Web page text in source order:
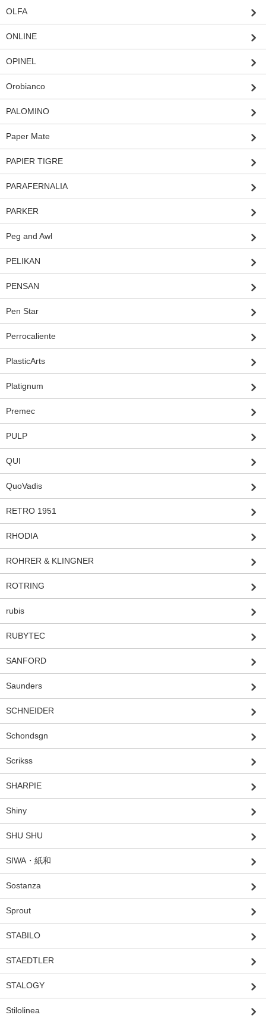
OLFA
ONLINE
OPINEL
Orobianco
PALOMINO
Paper Mate
PAPIER TIGRE
PARAFERNALIA
PARKER
Peg and Awl
PELIKAN
PENSAN
Pen Star
Perrocaliente
PlasticArts
Platignum
Premec
PULP
QUI
QuoVadis
RETRO 1951
RHODIA
ROHRER & KLINGNER
ROTRING
rubis
RUBYTEC
SANFORD
Saunders
SCHNEIDER
Schondsgn
Scrikss
SHARPIE
Shiny
SHU SHU
SIWA・紙和
Sostanza
Sprout
STABILO
STAEDTLER
STALOGY
Stilolinea